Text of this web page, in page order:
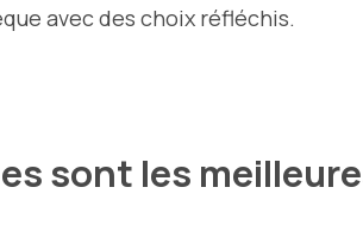
avec des choix réfléchis.
sont les